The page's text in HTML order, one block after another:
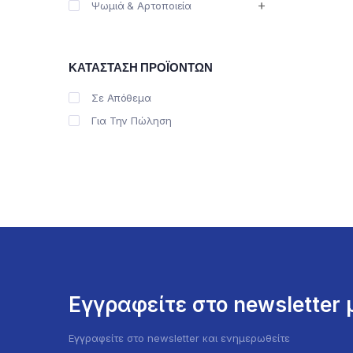
Ψωμιά & Αρτοποιεία
ΚΑΤΆΣΤΑΣΗ ΠΡΟΪΌΝΤΩΝ
Σε Απόθεμα
Για Την Πώληση
Εγγραφείτε στο newsletter
Εγγραφείτε στο newsletter και ενημερωθείτε